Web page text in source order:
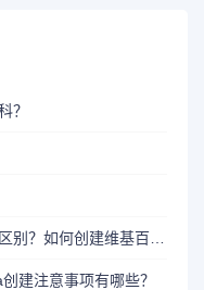
？
编辑维基百科和百度百科有什么区别？如何创建维基百科词条？
建注意事项有哪些？